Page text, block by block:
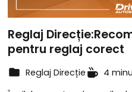
Reglaj
pentru reglaj corect
Reglaj Direcție
4